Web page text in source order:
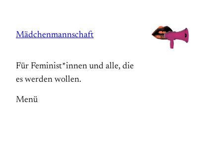
springen
Mädchenmannschaft
Für Feminist*innen und alle, die
es werden wollen.
Menü